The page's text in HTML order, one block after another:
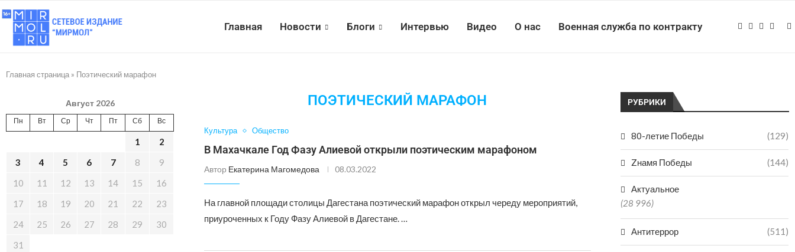
Главная Новости Блоги Интервью Видео О нас Военная служба по контракту
Главная страница » Поэтический марафон
ПОЭТИЧЕСКИЙ МАРАФОН
Культура Общество
В Махачкале Год Фазу Алиевой открыли поэтическим марафоном
Автор Екатерина Магомедова 08.03.2022
На главной площади столицы Дагестана поэтический марафон открыл череду мероприятий,
приуроченных к Году Фазу Алиевой в Дагестане. …
РУБРИКИ
80-летие Победы (129)
Zнамя Победы (144)
Актуальное
(28 996)
Антитеррор (511)
Август 2026
Пн Вт Ср Чт Пт Сб Вс
1
2
3
4 5 6 7 8
9
10
11 12 13 14 15
16
17
18 19 20 21 22
23
24
25 26 27 28 29
30
31